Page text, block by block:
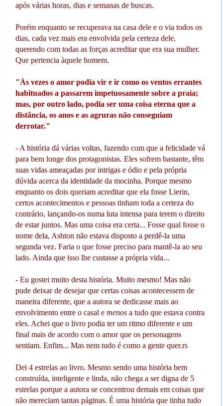
após várias horas, dias e semanas de buscas.
Porém enquanto se recuperava na casa dele e o via todos os
dias, cada vez mais era envolvida pela certeza dele,
querendo com todas as forças acreditar que era sua mulher.
Que pertencia àquele homem.
"Às vezes o amor podia vir e ir como os ventos errantes
habituados a passarem impetuosamente sobre a praia;
mas, por outro lado, podia ser uma coisa eterna que a
distância, os anos e as agruras não conseguiam
derrotar."
- A história dá várias voltas, fazendo com que a felicidade vá
para bem longe dos protagonistas. Eles sofrem bastante, têm
suas vidas ameaçadas por intrigas e ódio e pela própria
dúvida acerca da identidade da mocinha. Porque mesmo
enquanto os dois queriam acreditar que ela fosse Lierin,
certos acontecimentos e pessoas tinham toda a certeza do
contrário, lançando-os numa luta intensa para terem o direito
de estar juntos. Mas uma coisa era certa... Fosse qual fosse o
nome dela, Ashton não estava disposto a perdê-la uma
segunda vez. Faria o que fosse preciso para mantê-la ao seu
lado. Ainda que isso lhe custasse a própria vida...
- Eu gostei muito desta história. Muito mesmo! Mas não
pude deixar de desejar que certas coisas acontecessem de
maneira diferente, que a autora se dedicasse mais ao
envolvimento entre o casal e menosa tudo que estava contra
eles. Achei que o livro podia ter um ritmo diferente e um
final mais de acordo com o amor que os personagens
sentiam. Enfim... Mas nem tudo é como a gente quer.rs
Dei 4 estrelas ao livro. Mesmo sendo uma história bem
construída, inteligente e linda, não chega a ser digna de 5
estrelas porque a autora se concentrou demais em coisas que
não mereciam tantas páginas. É uma história que tinha tudo